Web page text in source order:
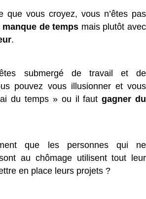
que vous croyez, vous n’êtes pas
manque de temps mais plutôt avec
.
submergé de travail et de
pouvez vous illusionner et vous
du temps » ou il fautgagner du
que les personnes qui ne
au chômage utilisent tout leur
en place leurs projets ?